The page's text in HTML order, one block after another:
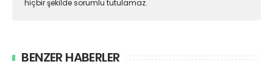
hiçbir şekilde sorumlu tutulamaz.
BENZER HABERLER